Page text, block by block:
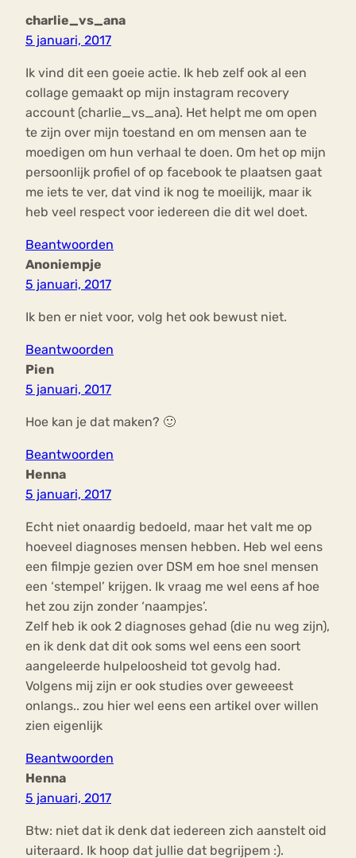
charlie_vs_ana
5 januari, 2017
Ik vind dit een goeie actie. Ik heb zelf ook al een
collage gemaakt op mijn instagram recovery
account (charlie_vs_ana). Het helpt me om open
te zijn over mijn toestand en om mensen aan te
moedigen om hun verhaal te doen. Om het op mijn
persoonlijk profiel of op facebook te plaatsen gaat
me iets te ver, dat vind ik nog te moeilijk, maar ik
heb veel respect voor iedereen die dit wel doet.
Beantwoorden
Anoniempje
5 januari, 2017
Ik ben er niet voor, volg het ook bewust niet.
Beantwoorden
Pien
5 januari, 2017
Hoe kan je dat maken? 🙂
Beantwoorden
Henna
5 januari, 2017
Echt niet onaardig bedoeld, maar het valt me op
hoeveel diagnoses mensen hebben. Heb wel eens
een filmpje gezien over DSM em hoe snel mensen
een ‘stempel’ krijgen. Ik vraag me wel eens af hoe
het zou zijn zonder ‘naampjes’.
Zelf heb ik ook 2 diagnoses gehad (die nu weg zijn),
en ik denk dat dit ook soms wel eens een soort
aangeleerde hulpeloosheid tot gevolg had.
Volgens mij zijn er ook studies over geweeest
onlangs.. zou hier wel eens een artikel over willen
zien eigenlijk
Beantwoorden
Henna
5 januari, 2017
Btw: niet dat ik denk dat iedereen zich aanstelt oid
uiteraard. Ik hoop dat jullie dat begrijpem :).